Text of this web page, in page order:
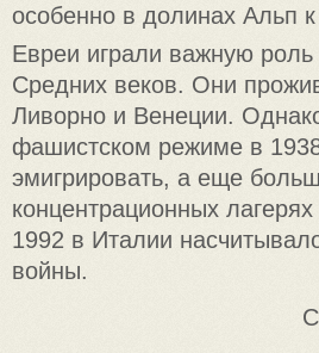
особенно в долинах Альп
Евреи играли важную
Средних веков. Они
Ливорно и Венеции.
фашистском режиме в
эмигрировать, а еще
концентрационных
1992 в Италии
войны.